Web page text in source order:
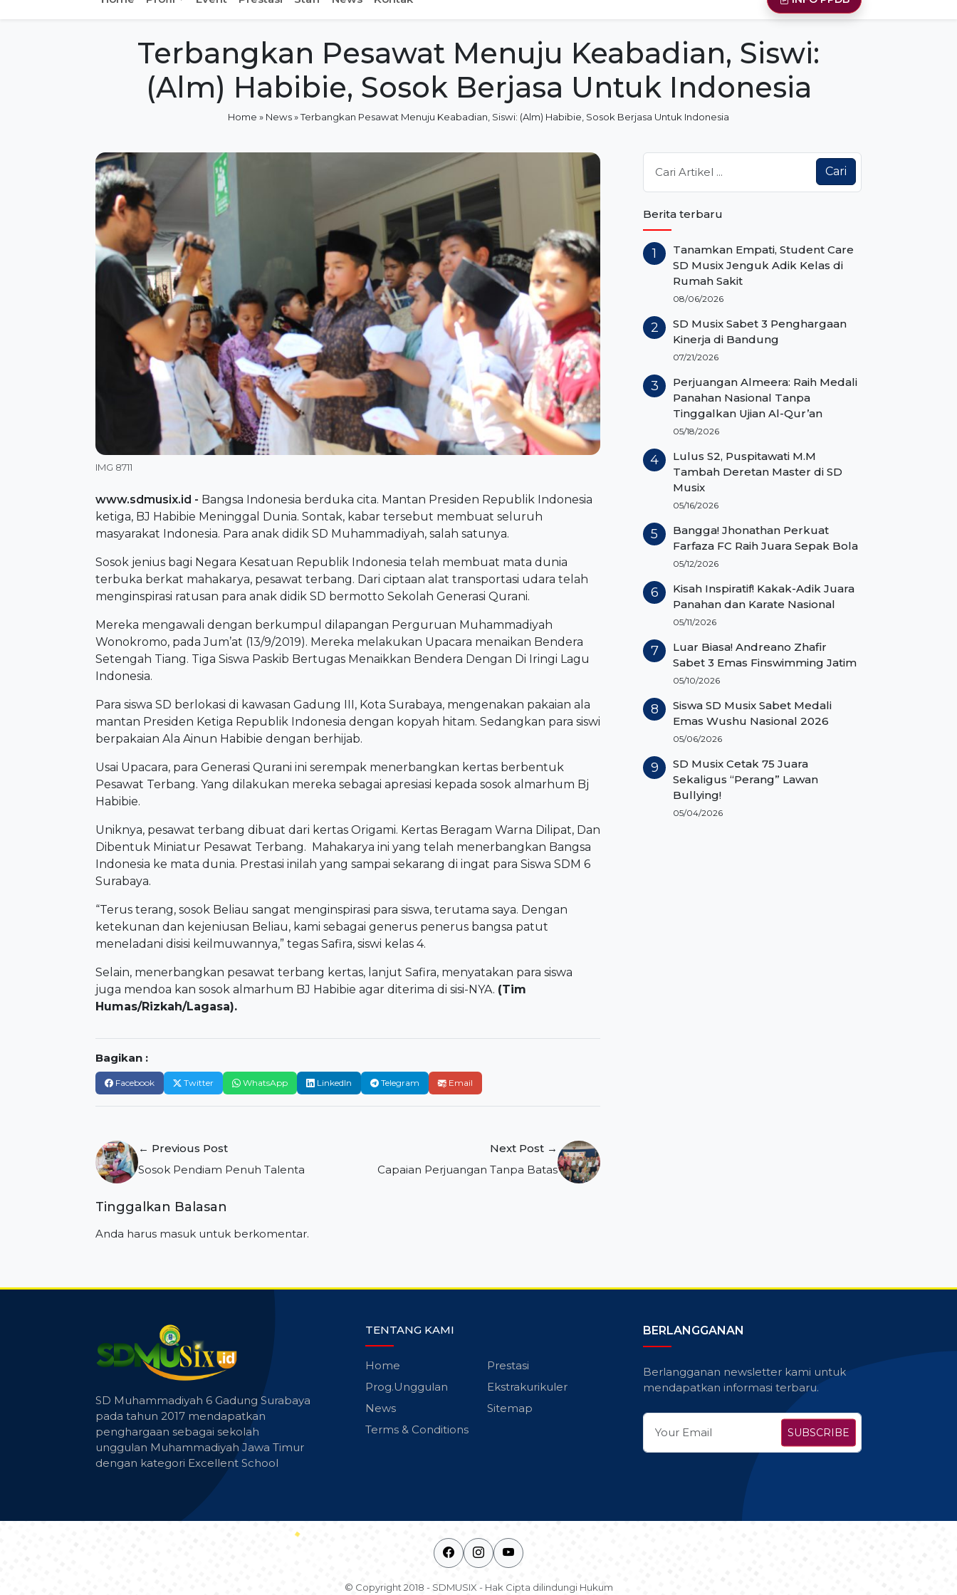
Terbangkan Pesawat Menuju Keabadian, Siswi:
(Alm) Habibie, Sosok Berjasa Untuk Indonesia
Home » News»Terbangkan Pesawat Menuju Keabadian, Siswi: (Alm) Habibie, Sosok Berjasa Untuk Indonesia
IMG 8711
www.sdmusix.id - Bangsa Indonesia berduka cita. Mantan Presiden Republik Indonesia
ketiga, BJ Habibie Meninggal Dunia. Sontak, kabar tersebut membuat seluruh
masyarakat Indonesia. Para anak didik SD Muhammadiyah, salah satunya.
Sosok jenius bagi Negara Kesatuan Republik Indonesia telah membuat mata dunia
terbuka berkat mahakarya, pesawat terbang. Dari ciptaan alat transportasi udara telah
menginspirasi ratusan para anak didik SD bermotto Sekolah Generasi Qurani.
Mereka mengawali dengan berkumpul dilapangan Perguruan Muhammadiyah
Wonokromo, pada Jum’at (13/9/2019). Mereka melakukan Upacara menaikan Bendera
Setengah Tiang. Tiga Siswa Paskib Bertugas Menaikkan Bendera Dengan Di Iringi Lagu
Indonesia.
Para siswa SD berlokasi di kawasan Gadung III, Kota Surabaya, mengenakan pakaian ala
mantan Presiden Ketiga Republik Indonesia dengan kopyah hitam. Sedangkan para siswi
berpakaian Ala Ainun Habibie dengan berhijab.
Usai Upacara, para Generasi Qurani ini serempak menerbangkan kertas berbentuk
Pesawat Terbang. Yang dilakukan mereka sebagai apresiasi kepada sosok almarhum Bj
Habibie.
Uniknya, pesawat terbang dibuat dari kertas Origami. Kertas Beragam Warna Dilipat, Dan
Dibentuk Miniatur Pesawat Terbang. Mahakarya ini yang telah menerbangkan Bangsa
Indonesia ke mata dunia. Prestasi inilah yang sampai sekarang di ingat para Siswa SDM 6
Surabaya.
“Terus terang, sosok Beliau sangat menginspirasi para siswa, terutama saya. Dengan
ketekunan dan kejeniusan Beliau, kami sebagai generus penerus bangsa patut
meneladani disisi keilmuwannya,” tegas Safira, siswi kelas 4.
Selain, menerbangkan pesawat terbang kertas, lanjut Safira, menyatakan para siswa
juga mendoa kan sosok almarhum BJ Habibie agar diterima di sisi-NYA. (Tim
Humas/Rizkah/Lagasa).
Bagikan :
Facebook Twitter WhatsApp LinkedIn Telegram Email
Navigasi
pos
← Previous Post
Sosok Pendiam Penuh Talenta
Next Post →
Capaian Perjuangan Tanpa Batas
Tinggalkan Balasan
Anda harus masuk untuk berkomentar.
Cari
Berita terbaru
Tanamkan Empati, Student Care
SD Musix Jenguk Adik Kelas di
Rumah Sakit
08/06/2026
SD Musix Sabet 3 Penghargaan
Kinerja di Bandung
07/21/2026
Perjuangan Almeera: Raih Medali
Panahan Nasional Tanpa
Tinggalkan Ujian Al-Qur’an
05/18/2026
Lulus S2, Puspitawati M.M
Tambah Deretan Master di SD
Musix
05/16/2026
Bangga! Jhonathan Perkuat
Farfaza FC Raih Juara Sepak Bola
05/12/2026
Kisah Inspiratif! Kakak-Adik Juara
Panahan dan Karate Nasional
05/11/2026
Luar Biasa! Andreano Zhafir
Sabet 3 Emas Finswimming Jatim
05/10/2026
Siswa SD Musix Sabet Medali
Emas Wushu Nasional 2026
05/06/2026
SD Musix Cetak 75 Juara
Sekaligus “Perang” Lawan
Bullying!
05/04/2026
SD Muhammadiyah 6 Gadung Surabaya
pada tahun 2017 mendapatkan
penghargaan sebagai sekolah
unggulan Muhammadiyah Jawa Timur
dengan kategori Excellent School
TENTANG KAMI
Home
Prestasi
Prog.Unggulan
Ekstrakurikuler
News
Sitemap
Terms & Conditions
BERLANGGANAN
Berlangganan newsletter kami untuk
mendapatkan informasi terbaru.
SUBSCRIBE
© Copyright 2018 - SDMUSIX - Hak Cipta dilindungi Hukum